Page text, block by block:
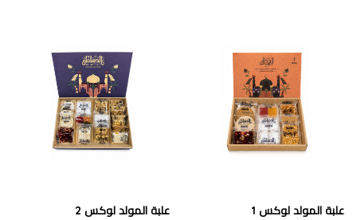
علبة المولد لوكس 1 علبة المولد لوكس 2